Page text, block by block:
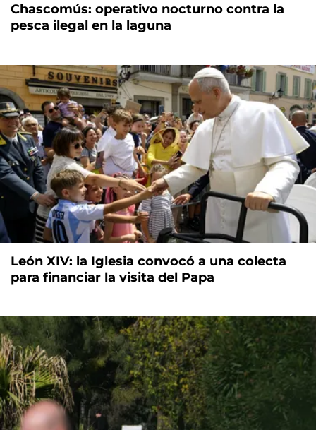
Chascomús: operativo nocturno contra la
pesca ilegal en la laguna
León XIV: la Iglesia convocó a una colecta
para financiar la visita del Papa